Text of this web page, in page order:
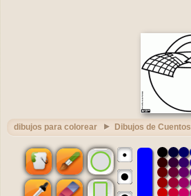
dibujos para colorear Dibujos de Cuentos